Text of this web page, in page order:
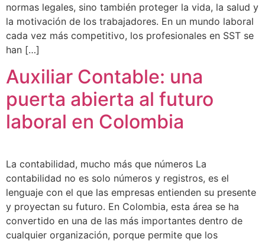
normas legales, sino también proteger la vida, la salud y
la motivación de los trabajadores. En un mundo laboral
cada vez más competitivo, los profesionales en SST se
han […]
Auxiliar Contable: una
puerta abierta al futuro
laboral en Colombia
La contabilidad, mucho más que números La
contabilidad no es solo números y registros, es el
lenguaje con el que las empresas entienden su presente
y proyectan su futuro. En Colombia, esta área se ha
convertido en una de las más importantes dentro de
cualquier organización, porque permite que los